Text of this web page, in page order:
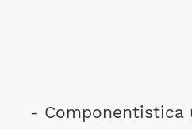
- Componentistica